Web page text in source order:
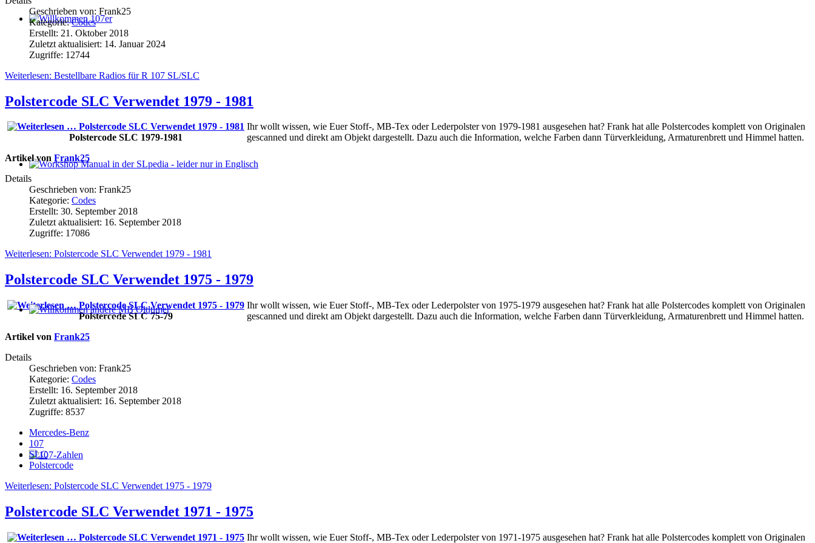
Willkommen 107er
Workshop Manual in der SLpedia - leider nur in Englisch
Willkommen andere MB Oldtimer
107-Zahlen
Geschrieben von: Frank25
Kategorie:Codes
Erstellt: 21. Oktober 2018
Zuletzt aktualisiert: 14. Januar 2024
Zugriffe: 12744
Weiterlesen: Bestellbare Radios für R 107 SL/SLC
Polstercode SLC Verwendet 1979 - 1981
Polstercode SLC 1979-1981
Ihr wollt wissen, wie Euer Stoff-, MB-Tex oder Lederpolster von 1979-1981 ausgesehen hat? Frank hat alle Polstercodes komplett von Originalen
gescanned und direkt am Objekt dargestellt. Dazu auch die Information, welche Farben dann Türverkleidung, Armaturenbrett und Himmel hatten.
Artikel von Frank25
Details
Geschrieben von: Frank25
Kategorie: Codes
Erstellt: 30. September 2018
Zuletzt aktualisiert: 16. September 2018
Zugriffe: 17086
Weiterlesen: Polstercode SLC Verwendet 1979 - 1981
Polstercode SLC Verwendet 1975 - 1979
Polstercode SLC 75-79
Ihr wollt wissen, wie Euer Stoff-, MB-Tex oder Lederpolster von 1975-1979 ausgesehen hat? Frank hat alle Polstercodes komplett von Originalen
gescanned und direkt am Objekt dargestellt. Dazu auch die Information, welche Farben dann Türverkleidung, Armaturenbrett und Himmel hatten.
Artikel von Frank25
Details
Geschrieben von: Frank25
Kategorie: Codes
Erstellt: 16. September 2018
Zuletzt aktualisiert: 16. September 2018
Zugriffe: 8537
Mercedes-Benz
107
SLC
Polstercode
Weiterlesen: Polstercode SLC Verwendet 1975 - 1979
Polstercode SLC Verwendet 1971 - 1975
Ihr wollt wissen, wie Euer Stoff-, MB-Tex oder Lederpolster von 1971-1975 ausgesehen hat? Frank hat alle Polstercodes komplett von Originalen